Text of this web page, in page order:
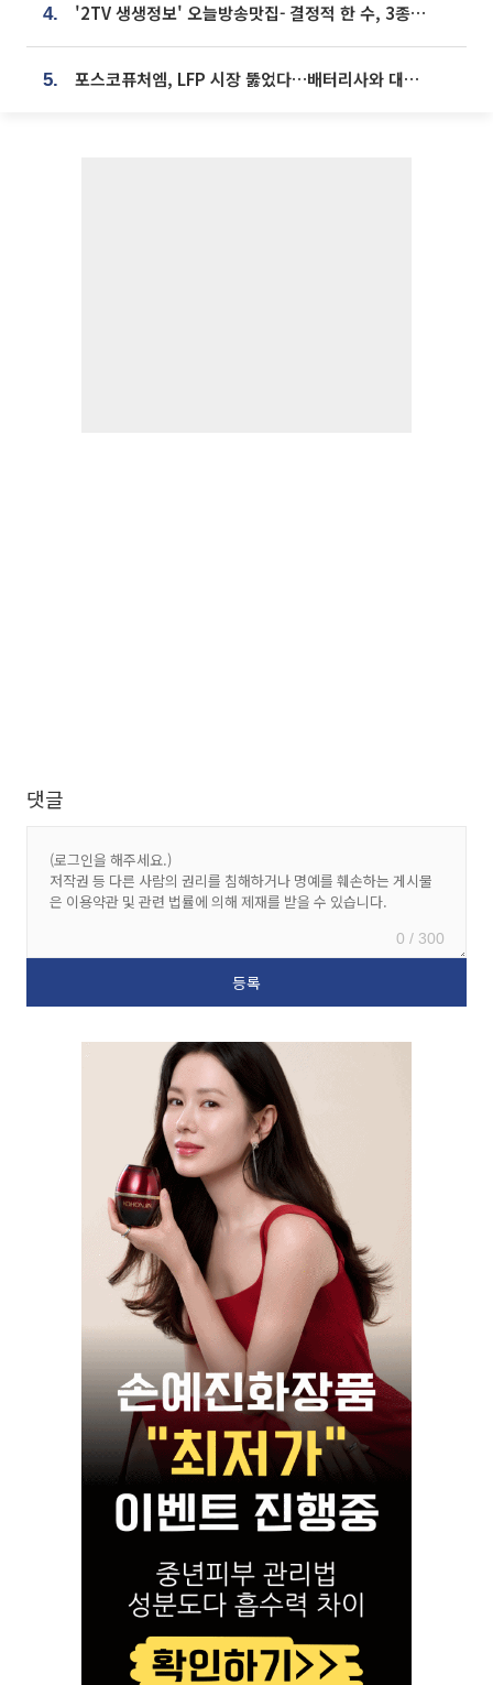
4. '2TV 생생정보' 오늘방송맛집- 결정적 한 수, 3종 메밀면! 메밀 소바 맛집 '의○○○○'
5. 포스코퓨처엠, LFP 시장 뚫었다…배터리사와 대규모 장기 공급 합의
댓글
0 / 300